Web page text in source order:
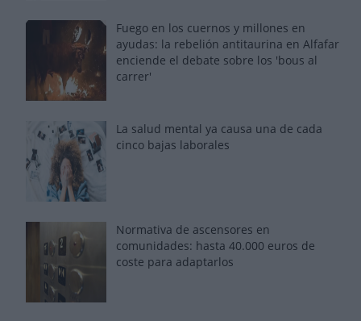
Fuego en los cuernos y millones en
ayudas: la rebelión antitaurina en Alfafar
enciende el debate sobre los 'bous al
carrer'
La salud mental ya causa una de cada
cinco bajas laborales
Normativa de ascensores en
comunidades: hasta 40.000 euros de
coste para adaptarlos